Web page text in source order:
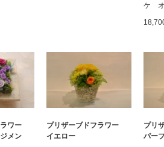
ケ オ
ラワー
メン
プリザーブドフラワー
イエロー
プリ
パー